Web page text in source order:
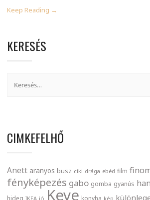
Keep Reading →
KERESÉS
CIMKEFELHŐ
Anett aranyos busz ciki drága ebéd film
fényképezés gabo gomba gyanús
hideg IKEA jó Keve konyha